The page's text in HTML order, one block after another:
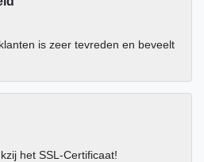
is zeer tevreden en beveelt
het SSL-Certificaat!